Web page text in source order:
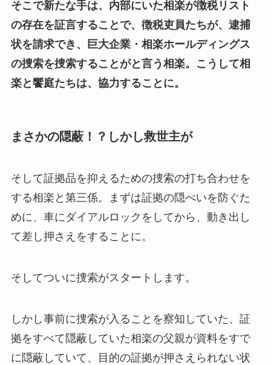
そこで新たな手は、内部にいた相楽が徴税リスト
の存在を証言することで、徴税吏員たちが、逮捕
状を請求でき、巨大企業・相楽ホールディングス
の捜索を捜索することがと言う相楽。こうして相
楽と饗庭たちは、協力することに。
まさかの隠蔽！？しかし救世主が
そして証拠品を抑えるための捜索の打ち合わせを
する相楽と第三係。まずは証拠の隠ぺいを防ぐた
めに、車にダイアルロックをしてから、動き出し
て差し押さえをすることに。
そしてついに捜索がスタートします。
しかし事前に捜索が入ることを察知していた、証
拠をすべて隠蔽していた相楽の父親が資料をすで
に隠蔽していて、目的の証拠が押さえられない状